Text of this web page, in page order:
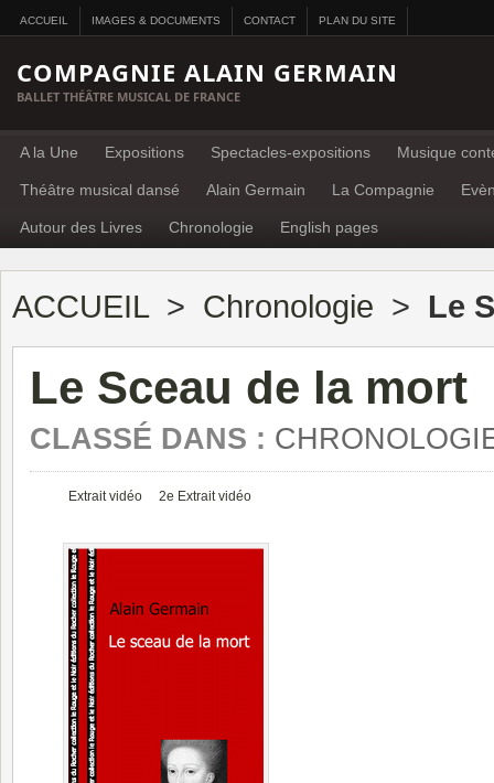
ACCUEIL IMAGES & DOCUMENTS CONTACT PLAN DU SITE
COMPAGNIE ALAIN GERMAIN
BALLET THÉÂTRE MUSICAL DE FRANCE
A la Une Expositions Spectacles-expositions Musique
Théâtre musical dansé Alain Germain La Compagnie
Autour des Livres Chronologie English pages
ACCUEIL> Chronologie > Le
Le Sceau de la mort
CLASSÉ DANS :
Extrait vidéo 2e Extrait vidéo